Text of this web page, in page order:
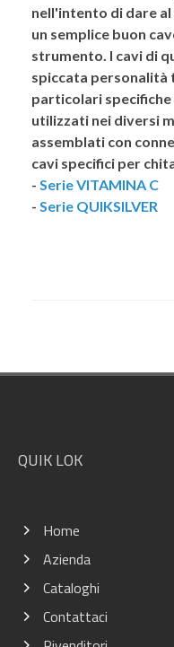
nell'intento di dare
un semplice buon
strumento. I cavi di
spiccata personalità
particolari
utilizzati nei diversi
assemblati con
cavi specifici per
- Serie VITAMINA C
- Serie QUIKSILVER
QUIK LOK
Home
Azienda
Cataloghi
Contattaci